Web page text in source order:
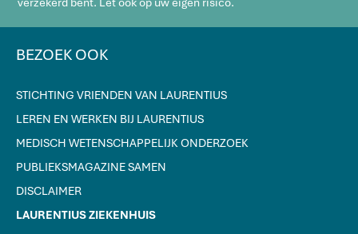
BEZOEK OOK
STICHTING VRIENDEN VAN LAURENTIUS
LEREN EN WERKEN BIJ LAURENTIUS
MEDISCH WETENSCHAPPELIJK ONDERZOEK
PUBLIEKSMAGAZINE SAMEN
DISCLAIMER
LAURENTIUS ZIEKENHUIS